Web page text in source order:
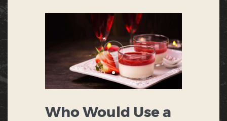
Who Would Use a